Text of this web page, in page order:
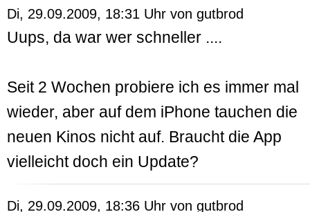
Di, 29.09.2009, 18:31 Uhr von gutbrod
Uups, da war wer schneller ....
Seit 2 Wochen probiere ich es immer mal
wieder, aber auf dem iPhone tauchen die
neuen Kinos nicht auf. Braucht die App
vielleicht doch ein Update?
Di, 29.09.2009, 18:36 Uhr von gutbrod